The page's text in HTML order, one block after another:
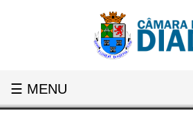
☰ MENU